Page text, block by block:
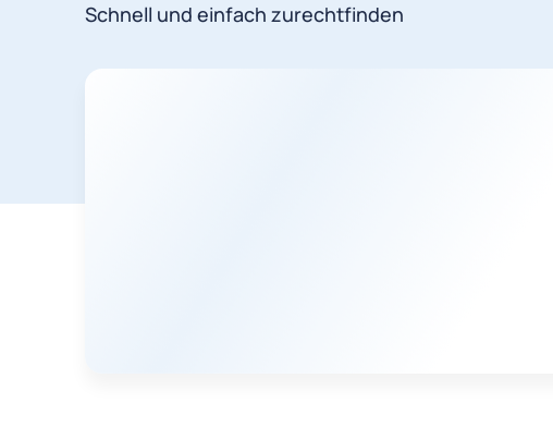
Schnell und einfach zurechtfinden